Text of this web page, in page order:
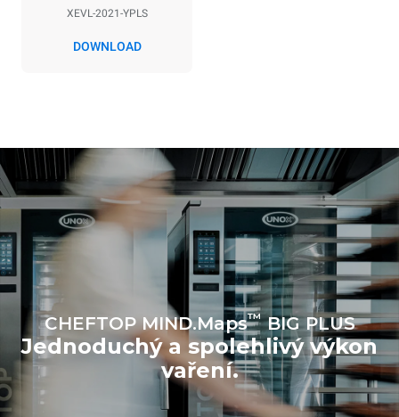
Protocol
Estimate based on daily use of
the oven (365 days/year):
6 full loads of roast
chickens
6 full loads cooking with
Estimated assuming the
following weekly washing
programs (52 weeks/year):
7 long washes
XEVL-2021-YPLS
DOWNLOAD
CHEFTOP MIND.Maps™BIG PLUS
Jednoduchý a spolehlivý výkon
vaření.